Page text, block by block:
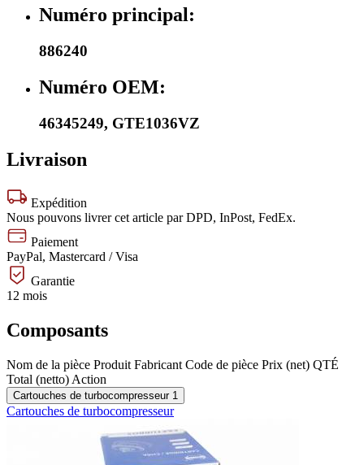
Numéro principal:
886240
Numéro OEM:
46345249, GTE1036VZ
Livraison
Expédition
Nous pouvons livrer cet article par DPD, InPost, FedEx.
Paiement
PayPal, Mastercard / Visa
Garantie
12 mois
Composants
Nom de la pièce Produit Fabricant Code de pièce Prix (net) QTÉ
Total (netto) Action
Cartouches de turbocompresseur 1
Cartouches de turbocompresseur